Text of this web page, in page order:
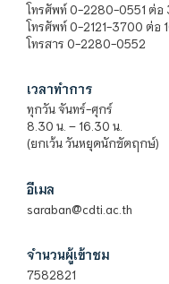
โทรศัพท์ 0-2280-0551 ต่อ
โทรศัพท์ 0-2121-3700 ต่อ
โทรสาร 0-2280-0552
เวลาทำการ
ทุกวัน จันทร์-ศุกร์
8.30 น. – 16.30 น.
(ยกเว้น วันหยุดนักขัตฤกษ์)
อีเมล
saraban@cdti.ac.th
จำนวนผู้เข้าชม
7582821